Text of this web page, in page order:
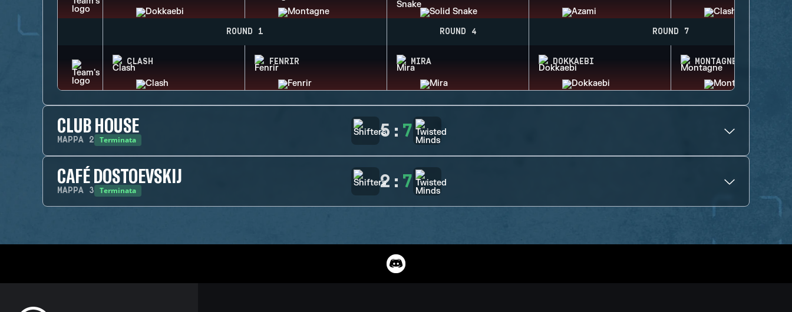
ROUND 1 ROUND 4 ROUND 7
CLASH FENRIR MIRA DOKKAEBI MONTAGNE
CLUB HOUSE
MAPPA 2 Terminata 5 : 7
CAFÉ DOSTOEVSKIJ
MAPPA 3 Terminata 2 : 7